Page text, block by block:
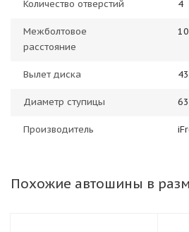
Количество отверстий 4
Межболтовое
расстояние
Вылет диска 43
Диаметр ступицы
Производитель
Похожие автошины в